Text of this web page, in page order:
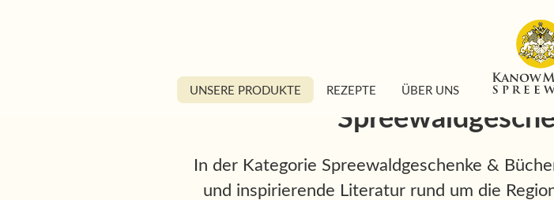
UNSERE PRODUKTE REZEPTE ÜBER UNS
In der Kategorie Spreewaldgeschenke &
und inspirierende Literatur rund um die